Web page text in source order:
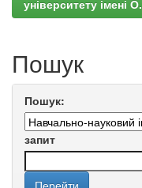
університету імені
Пошук
Пошук:
запит